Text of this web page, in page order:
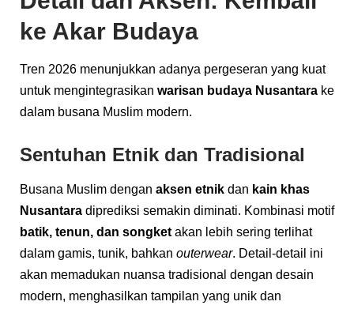
ke Akar Budaya
Tren 2026 menunjukkan adanya pergeseran yang kuat
untuk mengintegrasikan warisan budaya Nusantara ke
dalam busana Muslim modern.
Sentuhan Etnik dan Tradisional
Busana Muslim dengan aksen etnik dan kain khas
Nusantara diprediksi semakin diminati. Kombinasi motif
batik, tenun, dan songket akan lebih sering terlihat
dalam gamis, tunik, bahkan outerwear. Detail-detail ini
akan memadukan nuansa tradisional dengan desain
modern, menghasilkan tampilan yang unik dan